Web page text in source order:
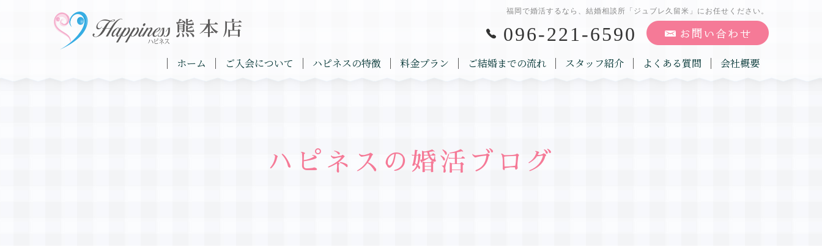
福岡で婚活するなら、結婚相談所「ジュブレ久留米」にお任せください。
096-221-6590
ホーム ご入会について ハピネスの特徴 料金プラン ご結婚までの流れ スタッフ紹介 よくある質問 会社概要
ハピネスの婚活ブログ